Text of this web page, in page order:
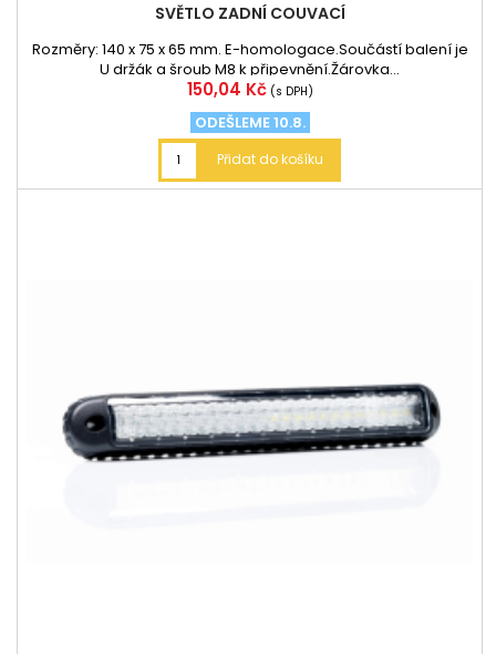
SVĚTLO ZADNÍ COUVACÍ
Rozměry: 140 x 75 x 65 mm. E-homologace.Součástí balení je
U držák a šroub M8 k připevnění.Žárovka...
Cena
150,04 Kč (s DPH)
ODEŠLEME 10.8.
Přidat do košíku